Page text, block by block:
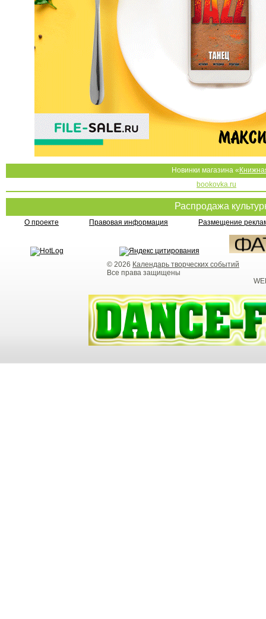
Новинки магазина «
bookovka.ru
Распродажа
О проекте Правовая информация Размещение
© 2026 Календарь творческих событий
Все права защищены